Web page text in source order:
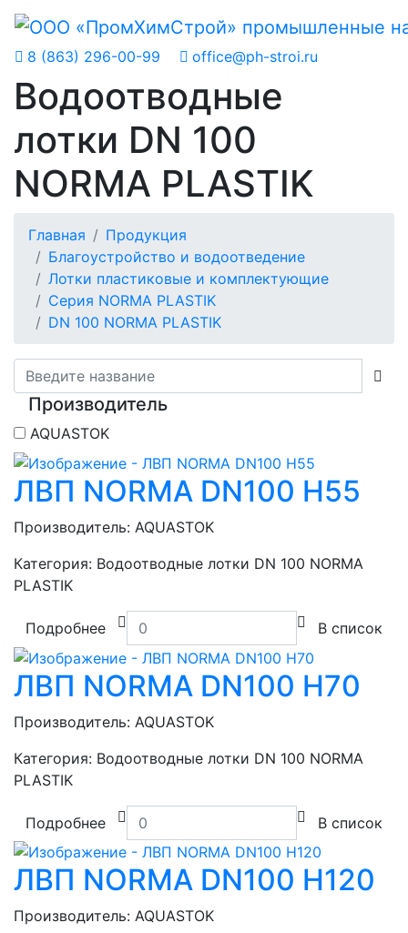
8 (863) 296-00-99 office@ph-stroi.ru
Водоотводные
лотки DN 100
NORMA PLASTIK
Главная
Продукция
Благоустройство и водоотведение
Лотки пластиковые и комплектующие
Серия NORMA PLASTIK
DN 100 NORMA PLASTIK
Производитель
AQUASTOK
ЛВП NORMA DN100 H55
Производитель: AQUASTOK
Категория: Водоотводные лотки DN 100 NORMA
PLASTIK
Подробнее В список
ЛВП NORMA DN100 H70
Производитель: AQUASTOK
Категория: Водоотводные лотки DN 100 NORMA
PLASTIK
Подробнее В список
ЛВП NORMA DN100 H120
Производитель: AQUASTOK